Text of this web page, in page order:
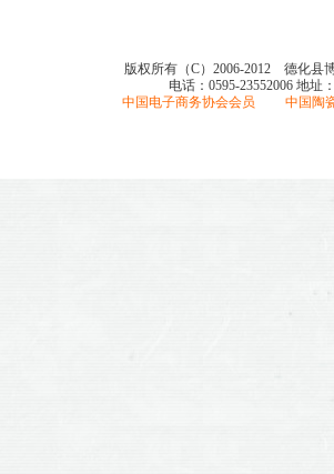
版权所有（C）2006-2012 德化县
电话：0595-23552006 地址
中国电子商务协会会员 中国陶